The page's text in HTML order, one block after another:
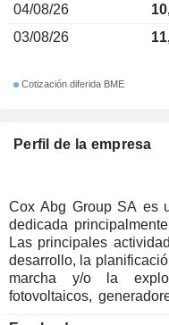
Perfil de la empresa
Cox Abg Group SA es
dedicada
Las principales
desarrollo, la
marcha y/o la
fotovoltaicos,
04/08/26
03/08/26
Cotización diferida BME